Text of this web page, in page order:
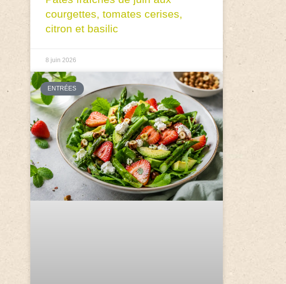
courgettes, tomates cerises,
citron et basilic
8 juin 2026
ENTRÉES